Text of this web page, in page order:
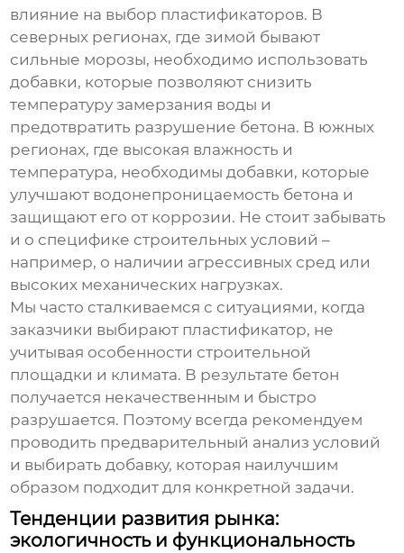
влияние на выбор пластификаторов. В
северных регионах, где зимой бывают
сильные морозы, необходимо использовать
добавки, которые позволяют снизить
температуру замерзания воды и
предотвратить разрушение бетона. В южных
регионах, где высокая влажность и
температура, необходимы добавки, которые
улучшают водонепроницаемость бетона и
защищают его от коррозии. Не стоит забывать
и о специфике строительных условий –
например, о наличии агрессивных сред или
высоких механических нагрузках.
Мы часто сталкиваемся с ситуациями, когда
заказчики выбирают пластификатор, не
учитывая особенности строительной
площадки и климата. В результате бетон
получается некачественным и быстро
разрушается. Поэтому всегда рекомендуем
проводить предварительный анализ условий
и выбирать добавку, которая наилучшим
образом подходит для конкретной задачи.
Тенденции развития рынка:
экологичность и функциональность